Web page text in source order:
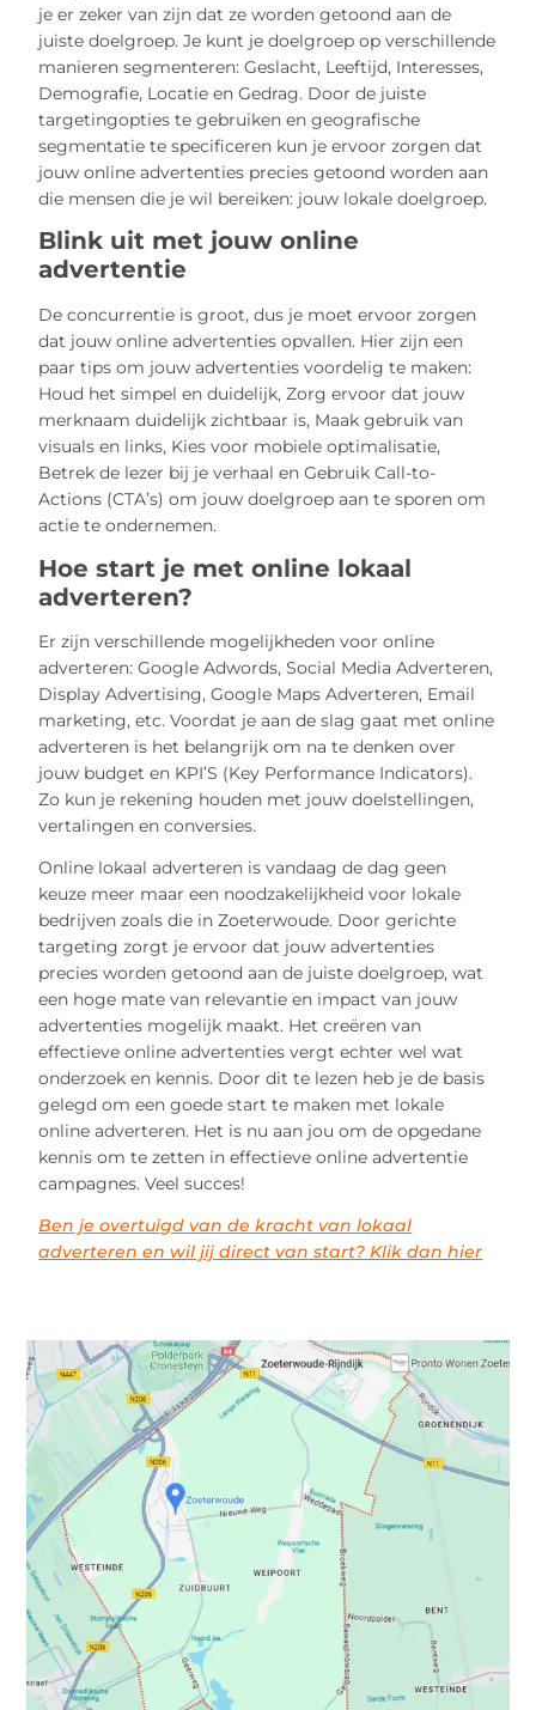
je er zeker van zijn dat ze worden getoond aan de
juiste doelgroep. Je kunt je doelgroep op verschillende
manieren segmenteren: Geslacht, Leeftijd, Interesses,
Demografie, Locatie en Gedrag. Door de juiste
targetingopties te gebruiken en geografische
segmentatie te specificeren kun je ervoor zorgen dat
jouw online advertenties precies getoond worden aan
die mensen die je wil bereiken: jouw lokale doelgroep.
Blink uit met jouw online
advertentie
De concurrentie is groot, dus je moet ervoor zorgen
dat jouw online advertenties opvallen. Hier zijn een
paar tips om jouw advertenties voordelig te maken:
Houd het simpel en duidelijk, Zorg ervoor dat jouw
merknaam duidelijk zichtbaar is, Maak gebruik van
visuals en links, Kies voor mobiele optimalisatie,
Betrek de lezer bij je verhaal en Gebruik Call-to-
Actions (CTA’s) om jouw doelgroep aan te sporen om
actie te ondernemen.
Hoe start je met online lokaal
adverteren?
Er zijn verschillende mogelijkheden voor online
adverteren: Google Adwords, Social Media Adverteren,
Display Advertising, Google Maps Adverteren, Email
marketing, etc. Voordat je aan de slag gaat met online
adverteren is het belangrijk om na te denken over
jouw budget en KPI’S (Key Performance Indicators).
Zo kun je rekening houden met jouw doelstellingen,
vertalingen en conversies.
Online lokaal adverteren is vandaag de dag geen
keuze meer maar een noodzakelijkheid voor lokale
bedrijven zoals die in Zoeterwoude. Door gerichte
targeting zorgt je ervoor dat jouw advertenties
precies worden getoond aan de juiste doelgroep, wat
een hoge mate van relevantie en impact van jouw
advertenties mogelijk maakt. Het creëren van
effectieve online advertenties vergt echter wel wat
onderzoek en kennis. Door dit te lezen heb je de basis
gelegd om een goede start te maken met lokale
online adverteren. Het is nu aan jou om de opgedane
kennis om te zetten in effectieve online advertentie
campagnes. Veel succes!
Ben je overtuigd van de kracht van lokaal
adverteren en wil jij direct van start? Klik dan hier